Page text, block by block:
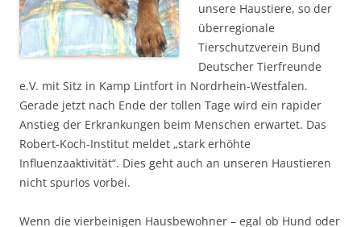
unsere Haustiere, so der
überregionale
Tierschutzverein Bund
Deutscher Tierfreunde
e.V. mit Sitz in Kamp Lintfort in Nordrhein-Westfalen.
Gerade jetzt nach Ende der tollen Tage wird ein rapider
Anstieg der Erkrankungen beim Menschen erwartet. Das
Robert-Koch-Institut meldet „stark erhöhte
Influenzaaktivität“. Dies geht auch an unseren Haustieren
nicht spurlos vorbei.
Wenn die vierbeinigen Hausbewohner – egal ob Hund oder